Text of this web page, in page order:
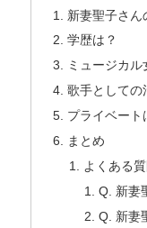
新妻聖子さん
学歴は？
ミュージカル
歌手としての
プライベート
まとめ
よくある
Q. 新妻
Q. 新妻